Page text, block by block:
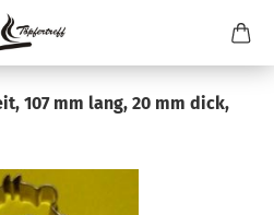
107 mm lang, 20 mm dick,